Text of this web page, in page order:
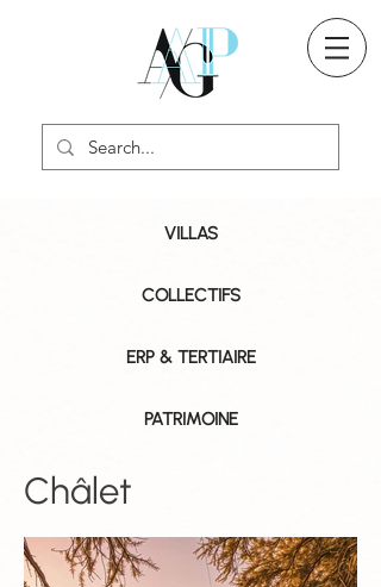
VILLAS
COLLECTIFS
ERP & TERTIAIRE
PATRIMOINE
Châlet